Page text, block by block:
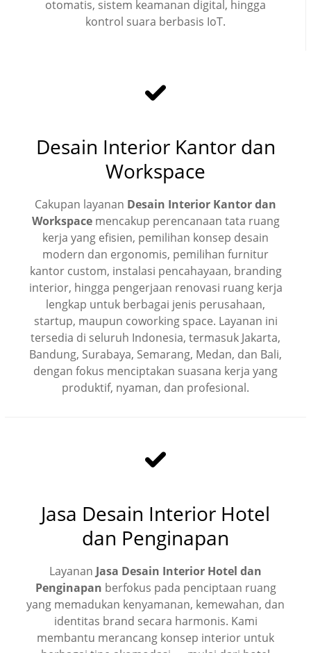
otomatis, sistem keamanan digital, hingga
kontrol suara berbasis IoT.
Desain Interior Kantor dan
Workspace
Cakupan layanan Desain Interior Kantor dan
Workspacemencakup perencanaan tata ruang
kerja yang efisien, pemilihan konsep desain
modern dan ergonomis, pemilihan furnitur
kantor custom, instalasi pencahayaan, branding
interior, hingga pengerjaan renovasi ruang kerja
lengkap untuk berbagai jenis perusahaan,
startup, maupun coworking space. Layanan ini
tersedia di seluruh Indonesia, termasuk Jakarta,
Bandung, Surabaya, Semarang, Medan, dan Bali,
dengan fokus menciptakan suasana kerja yang
produktif, nyaman, dan profesional.
Jasa Desain Interior Hotel
dan Penginapan
Layanan Jasa Desain Interior Hotel dan
Penginapan berfokus pada penciptaan ruang
yang memadukan kenyamanan, kemewahan, dan
identitas brand secara harmonis. Kami
membantu merancang konsep interior untuk